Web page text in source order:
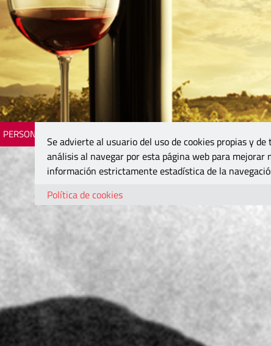
PERSONAJES
Se advierte al usuario del uso de cookies propias y
análisis al navegar por esta página web para
información estrictamente estadística de la
Política de cookies